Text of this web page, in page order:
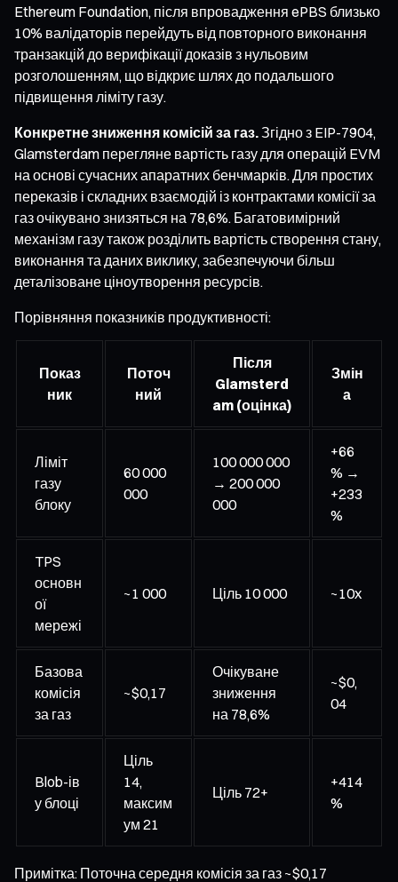
Ethereum Foundation, після впровадження ePBS близько
10% валідаторів перейдуть від повторного виконання
транзакцій до верифікації доказів з нульовим
розголошенням, що відкриє шлях до подальшого
підвищення ліміту газу.
Конкретне зниження комісій за газ.Згідно з EIP-7904,
Glamsterdam перегляне вартість газу для операцій EVM
на основі сучасних апаратних бенчмарків. Для простих
переказів і складних взаємодій із контрактами комісії за
газ очікувано знизяться на 78,6%. Багатовимірний
механізм газу також розділить вартість створення стану,
виконання та даних виклику, забезпечуючи більш
деталізоване ціноутворення ресурсів.
Порівняння показників продуктивності:
Показ
ник
Поточ
ний
Після
Glamsterd
am (оцінка)
Змін
а
Ліміт
газу
блоку
60 000
000
100 000 000
→ 200 000
000
+66
% →
+233
%
TPS
основн
ої
мережі
~1 000 Ціль 10 000 ~10x
Базова
комісія
за газ
~$0,17
Очікуване
зниження
на 78,6%
~$0,
04
Blob-ів
у блоці
Ціль
14,
максим
ум 21
Ціль 72+
+414
%
Примітка: Поточна середня комісія за газ ~$0,17